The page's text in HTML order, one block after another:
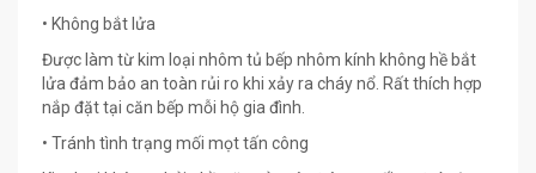
• Không bắt lửa
Được làm từ kim loại nhôm tủ bếp nhôm kính không hề bắt
lửa đảm bảo an toàn rủi ro khi xảy ra cháy nổ. Rất thích hợp
nắp đặt tại căn bếp mỗi hộ gia đình.
• Tránh tình trạng mối mọt tấn công